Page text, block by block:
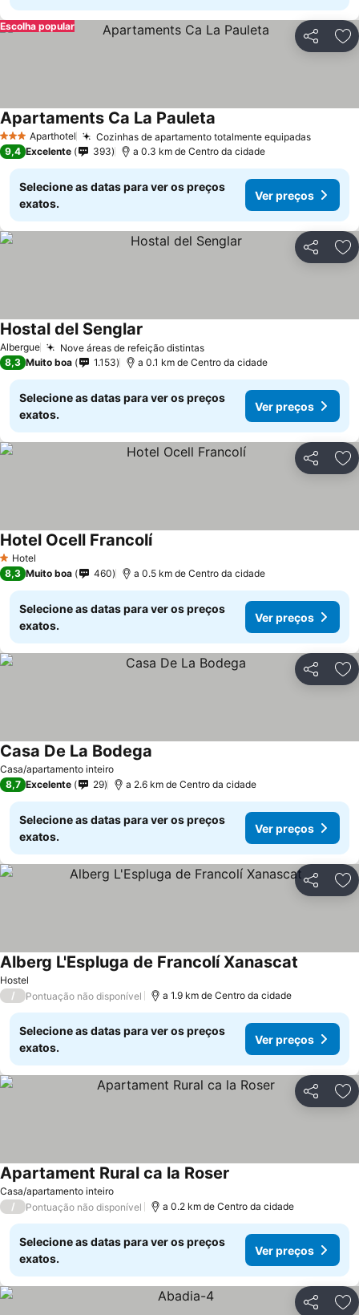
Partilhar
Escolha popular
3 EstrelasAparthotel Cozinhas de apartamento totalmente equipadas
Apartaments Ca La Pauleta
9,4 Excelente 393 a 0.3 km de Centro da cidade
Selecione as datas para ver os preços
exatos.
Ver preços
Partilhar
Albergue Nove áreas de refeição distintas
Hostal del Senglar
8,3 Muito boa 1.153 a 0.1 km de Centro da cidade
Selecione as datas para ver os preços
exatos.
Ver preços
Partilhar
1 Estrelas
Hotel
Hotel Ocell Francolí
8,3 Muito boa 460 a 0.5 km de Centro da cidade
Selecione as datas para ver os preços
exatos.
Ver preços
Partilhar
Casa/apartamento inteiro
Casa De La Bodega
8,7 Excelente 29 a 2.6 km de Centro da cidade
Selecione as datas para ver os preços
exatos.
Ver preços
Partilhar
Hostel
Alberg L'Espluga de Francolí Xanascat
/ Pontuação não disponível a 1.9 km de Centro da cidade
Selecione as datas para ver os preços
exatos.
Ver preços
Partilhar
Casa/apartamento inteiro
Apartament Rural ca la Roser
/ Pontuação não disponível a 0.2 km de Centro da cidade
Selecione as datas para ver os preços
exatos.
Ver preços
Partilhar